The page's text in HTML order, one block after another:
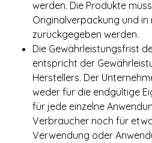
werden. Die Produkte
Originalverpackung und in
zurückgegeben werden.
Die Gewährleistungsfrist
entspricht der
Herstellers. Der
weder für die endgültige
für jede einzelne
Verbraucher noch für
Verwendung oder